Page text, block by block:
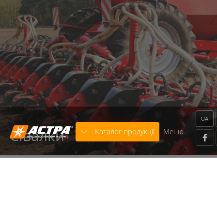
Warning: strcasecmp() expects parameter 2 to be string,
object given in
/home/astra/public_html/includes/classes/
on line136
Warning : trim() expects parameter 1 to be string, array
given in
/home/astra/public_html/includes/modules/
on line664
Каталог продукції Меню
UA
Сівалки